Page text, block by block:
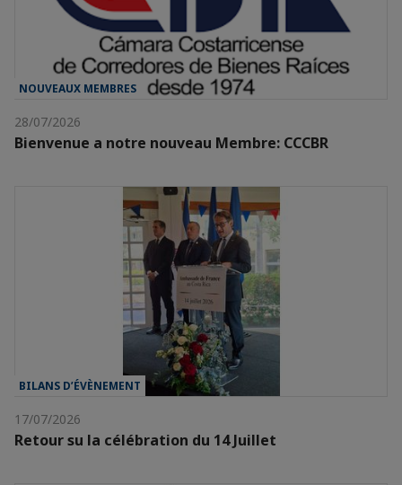
NOUVEAUX MEMBRES
28/07/2026
Bienvenue a notre nouveau Membre: CCCBR
BILANS D’ÉVÈNEMENT
17/07/2026
Retour su la célébration du 14 Juillet